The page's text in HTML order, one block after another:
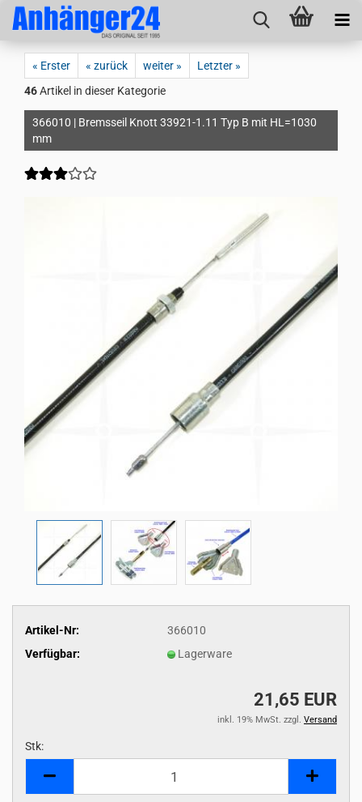
« Erster « zurück weiter »
Letzter »
46Artikel in dieser Kategorie
366010 | Bremsseil Knott 33921-1.11 Typ B mit HL=1030
mm
Artikel-Nr:
366010
Verfügbar:
Lagerware
21,65 EUR
inkl. 19% MwSt. zzgl. Versand
Stk: